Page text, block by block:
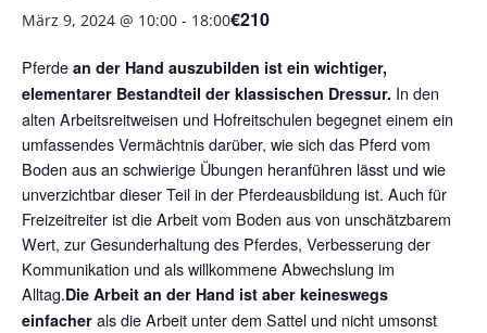
März 9, 2024 @ 10:00 - 18:00€210
Pferde an der Hand auszubilden ist ein wichtiger,
elementarer Bestandteil der klassischen Dressur. In den
alten Arbeitsreitweisen und Hofreitschulen begegnet einem ein
umfassendes Vermächtnis darüber, wie sich das Pferd vom
Boden aus an schwierige Übungen heranführen lässt und wie
unverzichtbar dieser Teil in der Pferdeausbildung ist. Auch für
Freizeitreiter ist die Arbeit vom Boden aus von unschätzbarem
Wert, zur Gesunderhaltung des Pferdes, Verbesserung der
Kommunikation und als willkommene Abwechslung im
Alltag.Die Arbeit an der Hand ist aber keineswegs
einfacher als die Arbeit unter dem Sattel und nicht umsonst